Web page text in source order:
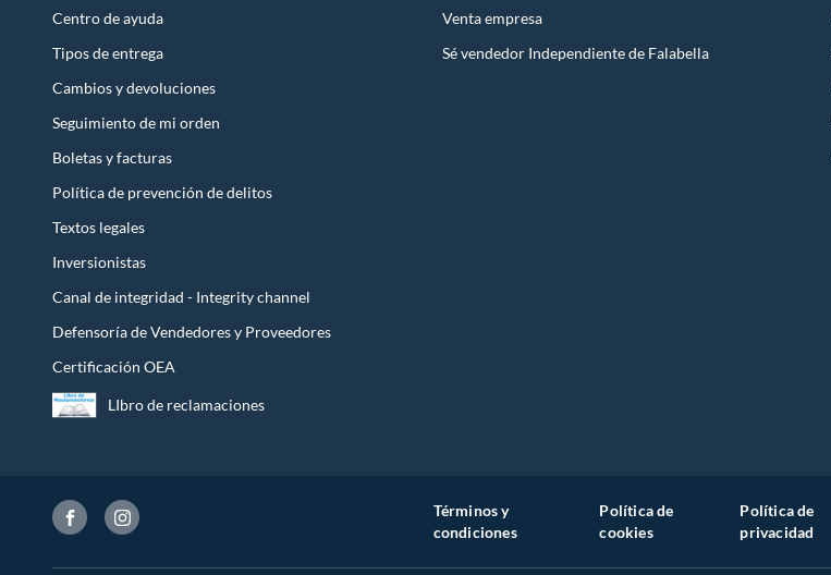
Centro de ayuda
Tipos de entrega
Cambios y devoluciones
Seguimiento de mi orden
Boletas y facturas
Política de prevención de delitos
Textos legales
Inversionistas
Canal de integridad - Integrity channel
Defensoría de Vendedores y Proveedores
Certificación OEA
LIbro de reclamaciones
Venta empresa
Sé vendedor Independiente de Falabella
Términos y
condiciones
Política de
cookies
Política de
privacidad